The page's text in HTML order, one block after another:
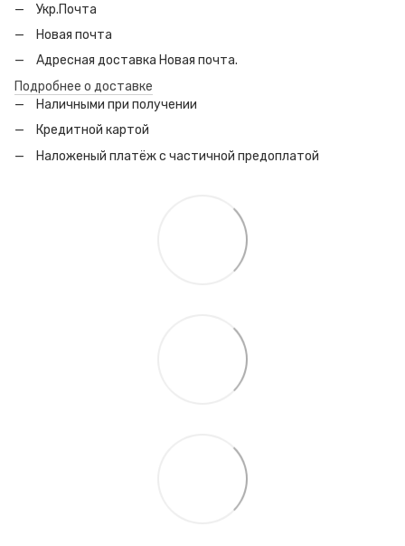
Укр.Почта
Новая почта
Адресная доставка Новая почта.
Подробнее о доставке
Наличными при получении
Кредитной картой
Наложеный платёж с частичной предоплатой